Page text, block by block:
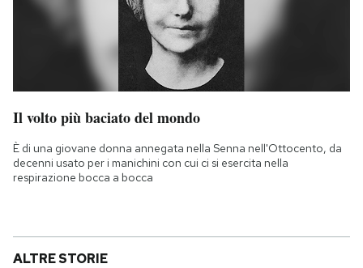
Il volto più baciato del mondo
È di una giovane donna annegata nella Senna nell'Ottocento, da
decenni usato per i manichini con cui ci si esercita nella
respirazione bocca a bocca
ALTRE STORIE